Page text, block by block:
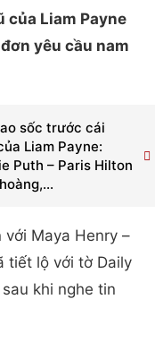
của Liam Payne
yêu cầu nam
sốc trước cái
Liam Payne:
Puth – Paris Hilton
Maya Henry –
tiết lộ với tờ Daily
khi nghe tin